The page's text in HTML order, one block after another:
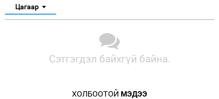
Цагаар
Сэтгэгдэл байхгүй байна.
ХОЛБООТОЙ МЭДЭЭ